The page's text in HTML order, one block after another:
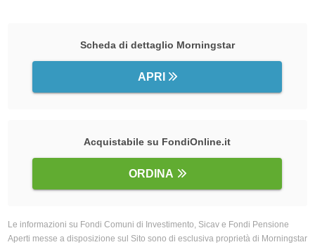
Scheda di dettaglio Morningstar
APRI
Acquistabile su FondiOnline.it
ORDINA
Le informazioni su Fondi Comuni di Investimento, Sicav e Fondi Pensione
Aperti messe a disposizione sul Sito sono di esclusiva proprietà di Morningstar